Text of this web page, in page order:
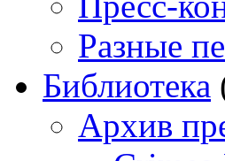
Разные
Библиотека
Архив